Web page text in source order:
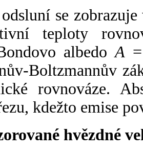
se
teploty
albedoA
Boltzmannův
rovnováze.
kdežto emise
hvězdné